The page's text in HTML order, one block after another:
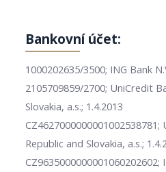
Bankovní účet:
1000202635/3500; ING Bank
2105709859/2700; UniCredit
Slovakia, a.s.; 1.4.2013
CZ4627000000001002538781;
Republic and Slovakia, a.s.;
CZ9635000000001060202602;